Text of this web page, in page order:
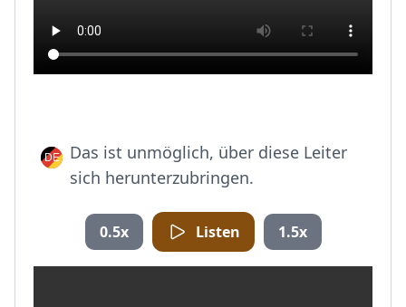
Das ist unmöglich, über diese Leiter
sich herunterzubringen.
0.5x Listen 1.5x